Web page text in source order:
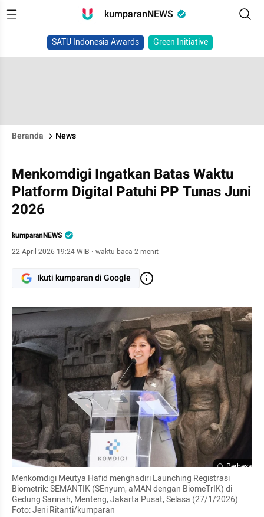
kumparanNEWS
SATU Indonesia Awards Green Initiative
Beranda News
Menkomdigi Ingatkan Batas Waktu
Platform Digital Patuhi PP Tunas Juni
2026
kumparanNEWS
22 April 2026 19:24 WIB · waktu baca 2 menit
Ikuti kumparan di Google
Perbesar
Menkomdigi Meutya Hafid menghadiri Launching Registrasi
Biometrik: SEMANTIK (SEnyum, aMAN dengan BiomeTrIK) di
Gedung Sarinah, Menteng, Jakarta Pusat, Selasa (27/1/2026).
Foto: Jeni Ritanti/kumparan